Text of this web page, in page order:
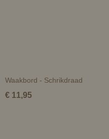
Waakbord - Schrikdraad
€ 11,95